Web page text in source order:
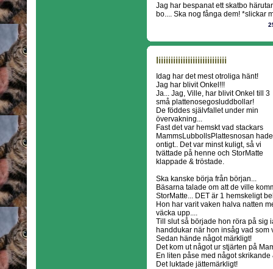
Jag har bespanat ett skatbo
bo.... Ska nog fånga dem! *slickar
Iiiiiiiiiiiiiiiiiiiiiiiiiiiii
Idag har det mest otroliga hänt!
Jag har blivit Onkel!!!
Ja... Jag, Ville, har blivit Onkel till 3
små plattenosegosluddbollar!
De föddes självfallet under min
övervakning...
Fast det var hemskt vad stackars
MammsLubbollsPlattesnosan hade
ontigt.. Det var minst kuligt, så vi
tvättade på henne och StorMatte
klappade & tröstade.
Ska kanske börja från början...
Bäsarna talade om att de ville
StorMatte... DET är 1 hemskeligt
Hon har varit vaken halva natten
väcka upp....
Till slut så började hon röra på sig
handdukar när hon insåg vad som
Sedan hände något märkligt!
Det kom ut något ur stjärten på
En liten påse med något skrikande
Det luktade jättemärkligt!